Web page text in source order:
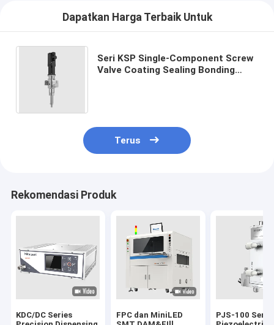
Dapatkan Harga Terbaik Untuk
Seri KSP Single-Component Screw
Valve Coating Sealing Bonding
Terus
Rekomendasi Produk
KDC/DC Series
FPC dan MiniLED
PJS-100